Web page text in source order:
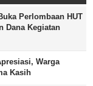
Perlombaan HUT
Dana Kegiatan
Warga
Kasih